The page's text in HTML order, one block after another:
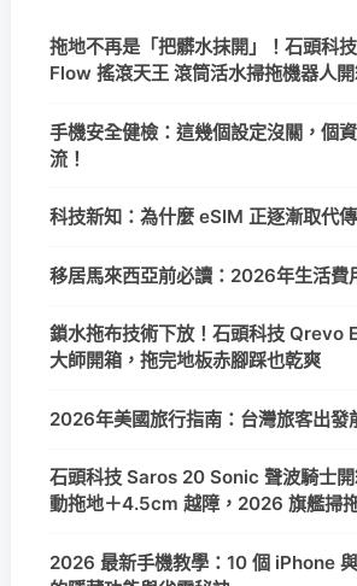
拖地不再是「把髒水抹開」！石頭科
Flow 搖滾天王 滾筒活水掃拖機器人開
手機安全健檢：這幾個設定沒關，個
流！
科技新知：為什麼 eSIM 正逐漸取代
移居馬來西亞前必讀：2026年生活費
鎖水拖布技術下放！石頭科技 Qrevo
大師開箱，拖完地板赤腳踩也乾爽
2026年美國旅行指南：台灣旅客出發
石頭科技 Saros 20 Sonic 聲波騎士
動拖地＋4.5cm 越障，2026 旗艦掃
2026 最新手機教學：10 個 iPhone